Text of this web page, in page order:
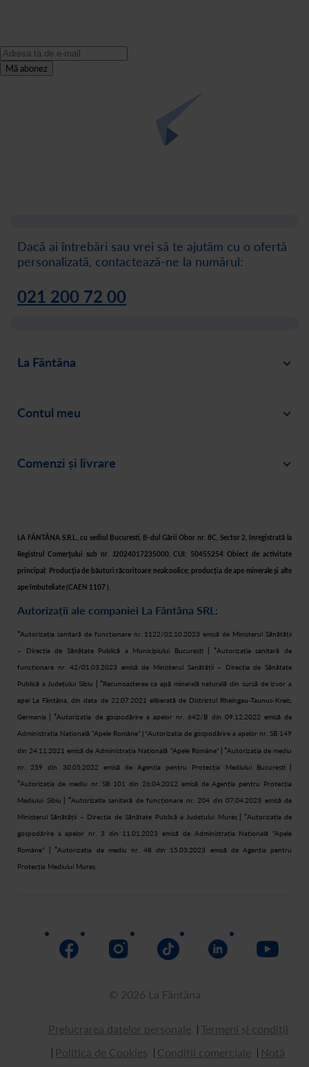
Mă abonez
Dacă ai întrebări sau vrei să te ajutăm cu o ofertă
personalizată, contactează-ne la numărul:
021 200 72 00
La Fântâna
Despre noi
Recomandă un prieten
Contul meu
Creează-ți cont
Comenzi și livrare
Retur
Cum cumpăr
LA FÂNTÂNA S.R.L., cu sediul Bucuresti, B-dul Gării Obor nr. 8C, Sector 2, înregistrată la
Registrul Comerţului sub nr. J2024017235000, CUI: 50455254 Obiect de activitate
principal: Producţia de băuturi răcoritoare nealcoolice; producţia de ape minerale şi alte
ape îmbuteliate (CAEN 1107 ).
Autorizații ale companiei La Fântâna SRL:
*Autorizația sanitară de funcționare nr. 1122/02.10.2023 emisă de Ministerul Sănătății
– Direcția de Sănătate Publică a Municipiului București
| *Autorizația sanitară de
funcționare nr. 42/01.03.2023 emisă de Ministerul Sanătății – Direcția de Sănătate
Publică a Județului Sibiu
| *Recunoașterea ca apă minerală naturală din sursă de izvor a
apei La Fântâna, din data de 22.07.2021 eliberată de Districtul Rheingau-Taunus-Kreis,
Germania
| *Autorizația de gospodărire a apelor nr. 642/B din 09.12.2022 emisă de
Administrația Națională “Apele Române”
| *Autorizația de gospodărire a apelor nr. SB 149
din 24.11.2021 emisă de Administrația Națională “Apele Române” | *Autorizația de mediu
nr. 259 din 30.05.2022 emisă de Agenția pentru Protecția Mediului București
*Autorizația de mediu nr. SB 101 din 26.04.2012 emisă de Agenția pentru Protecția
Mediului Sibiu | *Autorizatia sanitară de funcționare nr. 204 din 07.04.2023 emisă de
Ministerul Sănătății – Direcția de Sănătate Publică a Județului Mureș| *Autorizația de
gospodărire a apelor nr. 3 din 11.01.2023 emisă de Administrația Națională “Apele
Române”
| *Autorizația de mediu nr. 48 din 15.03.2023 emisă de Agenția pentru
Protecția Mediului Mureș
© 2026 La Fântâna
Prelucrarea datelor personale
Termeni și condiții
Politica de Cookies
Condiții comerciale Notă